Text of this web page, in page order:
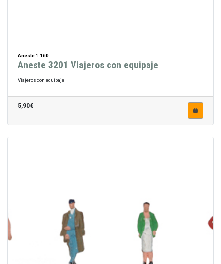
Aneste 1:160
Aneste 3201 Viajeros con equipaje
Viajeros con equipaje
5,90€